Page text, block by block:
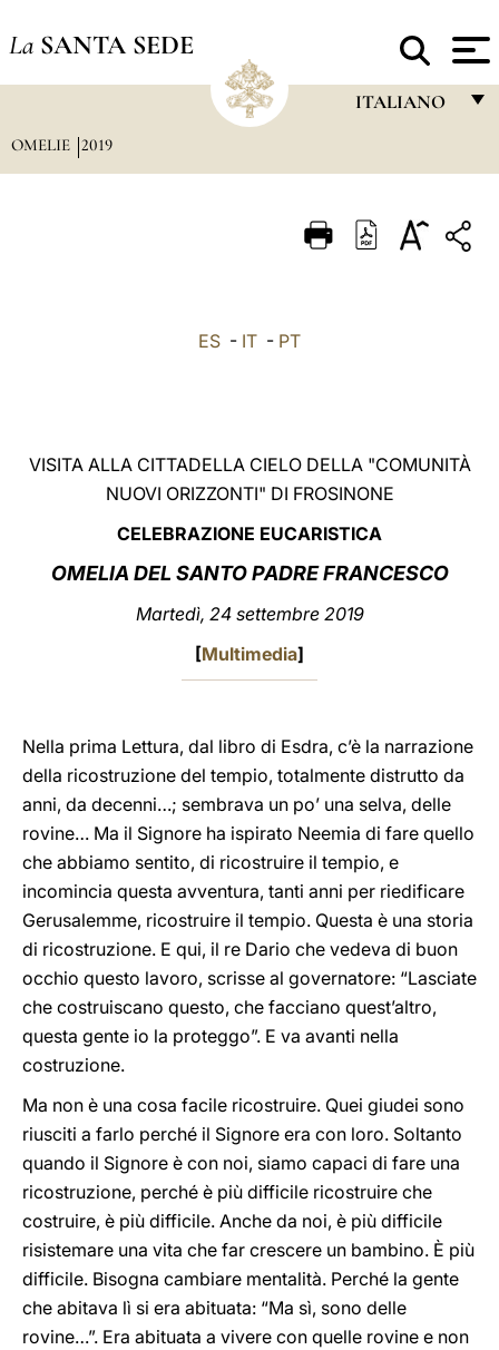
La SANTA SEDE
ITALIANO
ITALIANO
中文
LATINE
OMELIE 2019
ES - IT - PT
VISITA ALLA CITTADELLA CIELO DELLA "COMUNITÀ
NUOVI ORIZZONTI" DI FROSINONE
CELEBRAZIONE EUCARISTICA
OMELIA DEL SANTO PADRE FRANCESCO
Martedì, 24 settembre 2019
[Multimedia]
Nella prima Lettura, dal libro di Esdra, c’è la narrazione
della ricostruzione del tempio, totalmente distrutto da
anni, da decenni…; sembrava un po’ una selva, delle
rovine… Ma il Signore ha ispirato Neemia di fare quello
che abbiamo sentito, di ricostruire il tempio, e
incomincia questa avventura, tanti anni per riedificare
Gerusalemme, ricostruire il tempio. Questa è una storia
di ricostruzione. E qui, il re Dario che vedeva di buon
occhio questo lavoro, scrisse al governatore: “Lasciate
che costruiscano questo, che facciano quest’altro,
questa gente io la proteggo”. E va avanti nella
costruzione.
Ma non è una cosa facile ricostruire. Quei giudei sono
riusciti a farlo perché il Signore era con loro. Soltanto
quando il Signore è con noi, siamo capaci di fare una
ricostruzione, perché è più difficile ricostruire che
costruire, è più difficile. Anche da noi, è più difficile
risistemare una vita che far crescere un bambino. È più
difficile. Bisogna cambiare mentalità. Perché la gente
che abitava lì si era abituata: “Ma sì, sono delle
rovine…”. Era abituata a vivere con quelle rovine e non